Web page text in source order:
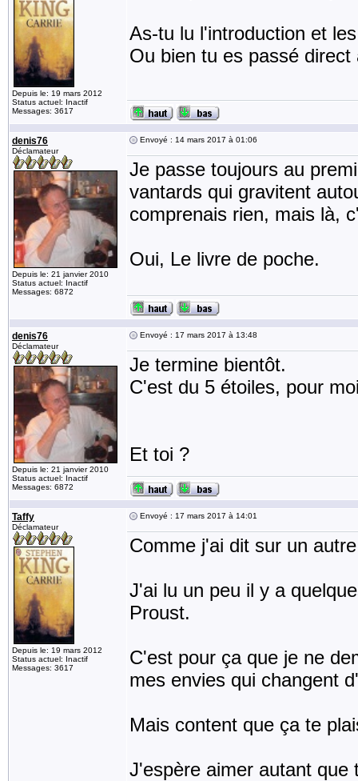
Depuis le: 19 mars 2012
Status actuel: Inactif
Messages: 3617
As-tu lu l'introduction et
Ou bien tu es passé direct
denis76
Déclamateur
Depuis le: 21 janvier 2010
Status actuel: Inactif
Messages: 6872
Envoyé : 14 mars 2017 à 01:06
Je passe toujours au
vantards qui gravitent
comprenais rien, mais là,
Oui, Le livre de poche.
denis76
Déclamateur
Depuis le: 21 janvier 2010
Status actuel: Inactif
Messages: 6872
Envoyé : 17 mars 2017 à 13:48
Je termine bientôt.
C'est du 5 étoiles, pour
Et toi ?
Taffy
Déclamateur
Depuis le: 19 mars 2012
Status actuel: Inactif
Messages: 3617
Envoyé : 17 mars 2017 à 14:01
Comme j'ai dit sur un
J'ai lu un peu il y a
Proust.
C'est pour ça que je ne
mes envies qui changent
Mais content que ça te
J'espère aimer autant que